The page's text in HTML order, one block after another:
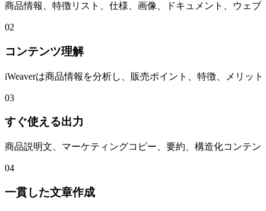
商品情報、特徴リスト、仕様、画像、ドキュメント、ウェ
02
コンテンツ理解
iWeaverは商品情報を分析し、販売ポイント、特徴、メリッ
03
すぐ使える出力
商品説明文、マーケティングコピー、要約、構造化コンテ
04
一貫した文章作成